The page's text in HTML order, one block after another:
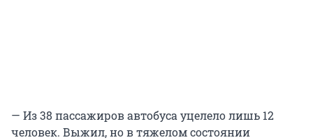
— Из 38 пассажиров автобуса уцелело лишь 12
человек. Выжил, но в тяжелом состоянии